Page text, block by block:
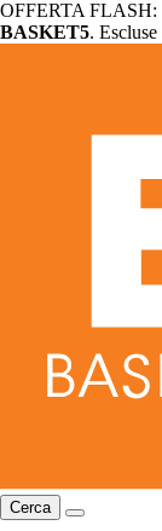
OFFERTA FLASH:
BASKET5.
Cerca